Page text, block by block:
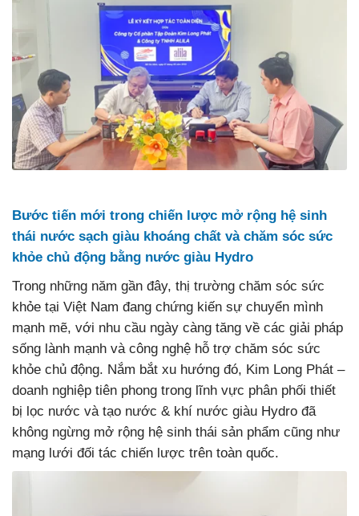
Bước tiến mới trong chiến lược mở rộng hệ sinh
thái nước sạch giàu khoáng chất và chăm sóc sức
khỏe chủ động bằng nước giàu Hydro
Trong những năm gần đây, thị trường chăm sóc sức
khỏe tại Việt Nam đang chứng kiến sự chuyển mình
mạnh mẽ, với nhu cầu ngày càng tăng về các giải pháp
sống lành mạnh và công nghệ hỗ trợ chăm sóc sức
khỏe chủ động. Nắm bắt xu hướng đó, Kim Long Phát –
doanh nghiệp tiên phong trong lĩnh vực phân phối thiết
bị lọc nước và tạo nước & khí nước giàu Hydro đã
không ngừng mở rộng hệ sinh thái sản phẩm cũng như
mạng lưới đối tác chiến lược trên toàn quốc.